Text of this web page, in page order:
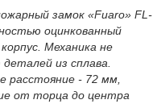
замок «Fuaro» FL-
оцинкованный
Механика не
из сплава.
расстояние - 72 мм,
от торца до центра